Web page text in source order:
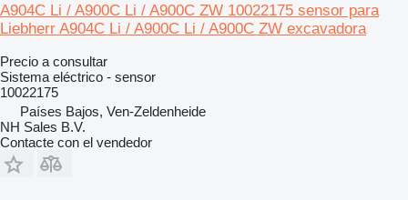
A904C Li / A900C Li / A900C ZW 10022175 sensor para
Liebherr A904C Li / A900C Li / A900C ZW excavadora
Precio a consultar
Sistema eléctrico - sensor
10022175
Países Bajos, Ven-Zeldenheide
NH Sales B.V.
Contacte con el vendedor